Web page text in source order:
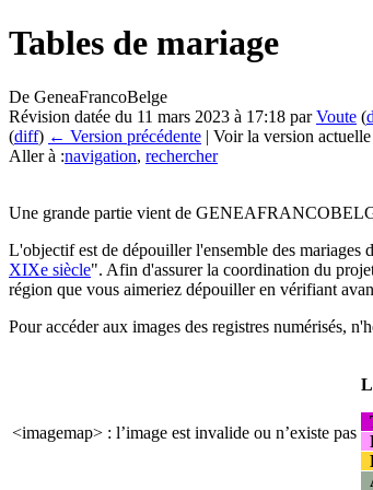
Tables de mariage
De GeneaFrancoBelge
Révision datée du 11 mars 2023 à 17:18 parVoute (
(diff) ← Version précédente | Voir la version
Aller à :navigation, rechercher
Une grande partie vient de
L'objectif est de dépouiller l'ensemble des mariages
XIXe siècle". Afin d'assurer la coordination du
région que vous aimeriez dépouiller en vérifiant
Pour accéder aux images des registres numérisés,
<imagemap> : l’image est invalide ou n’existe pas